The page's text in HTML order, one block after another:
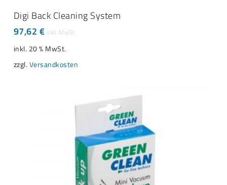
IN DEN WARENKORB
Digi Back Cleaning System
97,62 €
inkl. 20 % MwSt.
zzgl. Versandkosten